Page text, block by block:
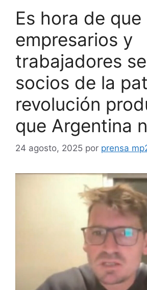
Es hora de que
empresarios y
trabajadores
socios de la
revolución
que Argentina
24 agosto, 2025 por prensa